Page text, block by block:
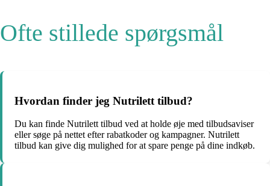
Ofte stillede spørgsmål
Hvordan finder jeg Nutrilett tilbud?
Du kan finde Nutrilett tilbud ved at holde øje med tilbudsaviser
eller søge på nettet efter rabatkoder og kampagner. Nutrilett
tilbud kan give dig mulighed for at spare penge på dine indkøb.